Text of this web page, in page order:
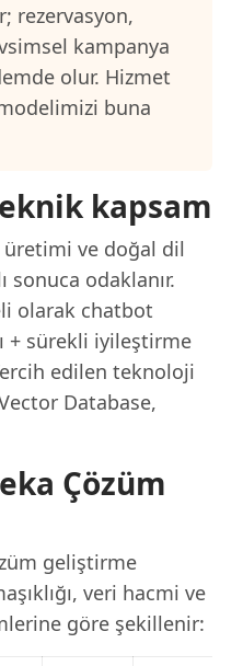
rezervasyon,
kampanya
olur. Hizmet
buna
kapsam
ve doğal dil
sonuca odaklanır.
olarak chatbot
+ sürekli iyileştirme
edilen teknoloji
Database,
Çözüm
geliştirme
veri hacmi ve
göre şekillenir: